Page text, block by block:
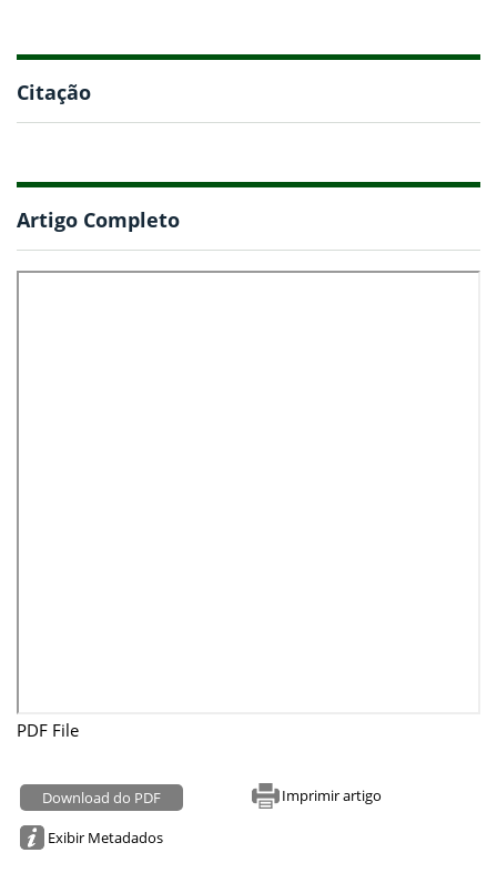
Citação
Artigo Completo
PDF File
Download do PDF Imprimir artigo
Exibir Metadados